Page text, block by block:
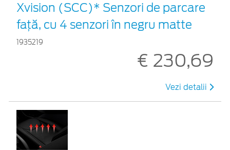
Xvision (SCC)* Senzori de parcare
faţă, cu 4 senzori în negru matte
1935219
€ 230,69
Vezi detalii